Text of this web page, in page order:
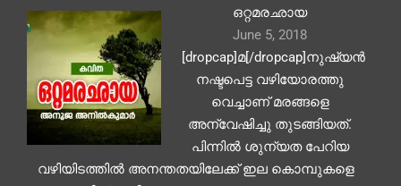
ഒറ്റമരഛായ
June 5, 2018
[dropcap]മ[/dropcap]നുഷ്യൻ
നഷ്ടപെട്ട വഴിയോരത്തു
വെച്ചാണ് മരങ്ങളെ
അന്വേഷിച്ചു തുടങ്ങിയത്.
പിന്നിൽ ശുന്യത പേറിയ
വഴിയിടത്തിൽ അനന്തതയിലേക്ക് ഇല കൊമ്പുകളെ